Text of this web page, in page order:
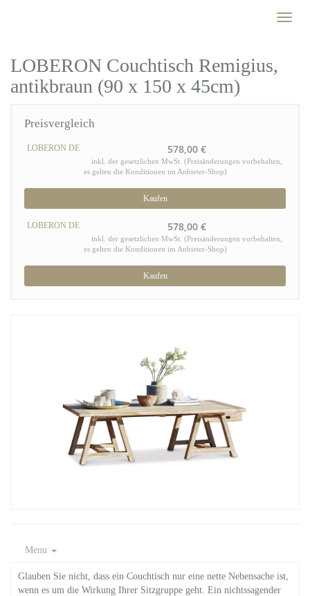
Toggle
LOBERON Couchtisch Remigius,
antikbraun (90 x 150 x 45cm)
Preisvergleich
LOBERON DE 578,00 €
inkl. der gesetzlichen MwSt. (Preisänderungen vorbehalten,
es gelten die Konditionen im Anbieter-Shop)
Kaufen
LOBERON DE 578,00 €
inkl. der gesetzlichen MwSt. (Preisänderungen vorbehalten,
es gelten die Konditionen im Anbieter-Shop)
Kaufen
Menu
Glauben Sie nicht, dass ein Couchtisch nur eine nette Nebensache ist,
wenn es um die Wirkung Ihrer Sitzgruppe geht. Ein nichtssagender